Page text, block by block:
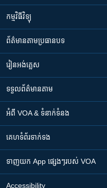
កម្មវិធី​វិទ្យុ
ព័ត៌មាន​តាមប្រធានបទ​
រៀន​​អង់គ្លេស
ទទួល​ព័ត៌មាន​តាម
អំពី​ VOA & ទំនាក់ទំនង
គេហទំព័រ​​ទាក់ទង
ទាញយក​ App ផ្សេងៗ​របស់​ VOA
Accessibility